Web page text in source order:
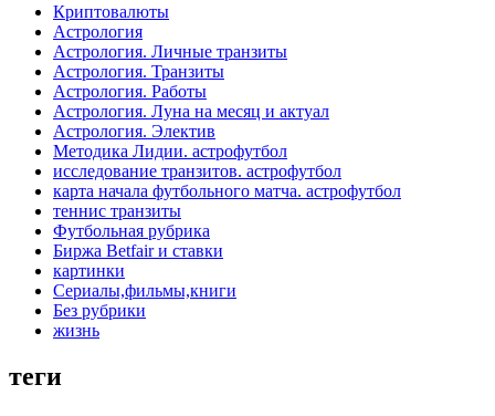
Криптовалюты
Астрология
Астрология. Личные транзиты
Астрология. Транзиты
Астрология. Работы
Астрология. Луна на месяц и актуал
Астрология. Электив
Методика Лидии. астрофутбол
исследование транзитов. астрофутбол
карта начала футбольного матча. астрофутбол
теннис транзиты
Футбольная рубрика
Биржа Betfair и ставки
картинки
Сериалы,фильмы,книги
Без рубрики
жизнь
теги